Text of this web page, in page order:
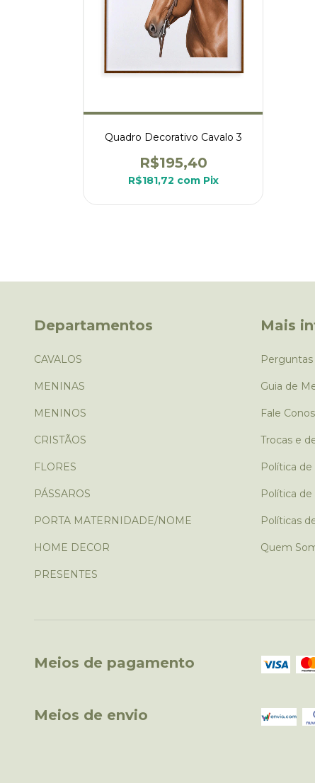
Quadro Decorativo Cavalo 3
R$195,40
R$181,72 com Pix
Departamentos
CAVALOS
MENINAS
MENINOS
CRISTÃOS
FLORES
PÁSSAROS
PORTA MATERNIDADE/NOME
HOME DECOR
PRESENTES
Mais
Guia de
Fale
Trocas e
Política
Política
Políticas
Quem
Meios de pagamento
Meios de envio